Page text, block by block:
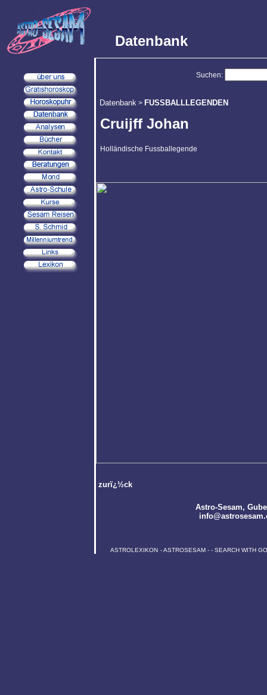
Datenbank
Suchen:
Datenbank > FUSSBALLLEGENDEN
Cruijff Johan
Holländische Fussballegende
zurï¿½ck
Astro-Sesam,
ASTROLEXIKON -ASTROSESAM - - SEARCH WITH